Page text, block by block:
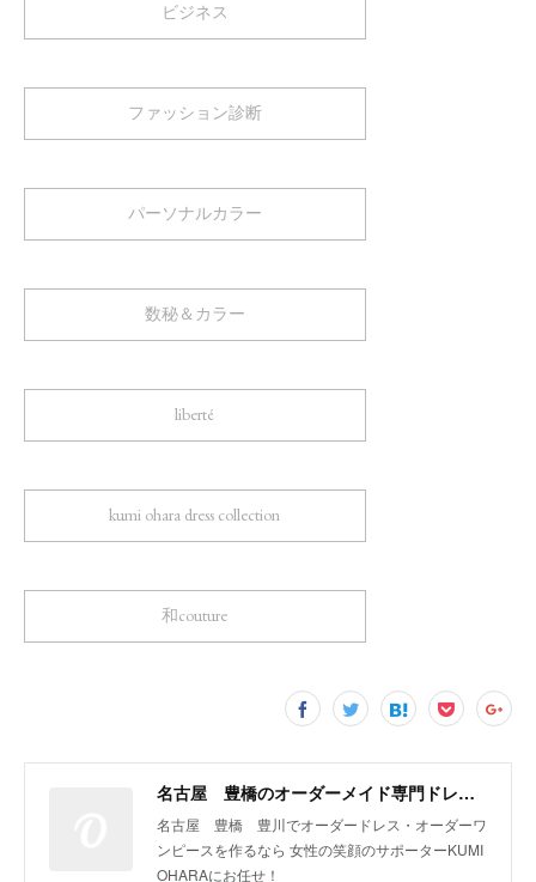
ビジネス
ファッション診断
パーソナルカラー
数秘＆カラー
liberté
kumi ohara dress collection
和couture
名古屋 豊橋のオーダーメイド専門ドレスデザイナー KUMI OHARA
名古屋 豊橋 豊川でオーダードレス・オーダーワ
ンピースを作るなら 女性の笑顔のサポーターKUMI
OHARAにお任せ！